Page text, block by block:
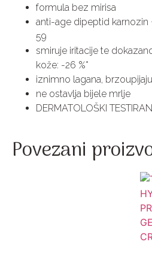
formula bez mirisa
anti-age dipeptid
59
smiruje iritacije te
kože: -26 %*
iznimno lagana,
ne ostavlja bijele mrlje
DERMATOLOŠKI
Povezani